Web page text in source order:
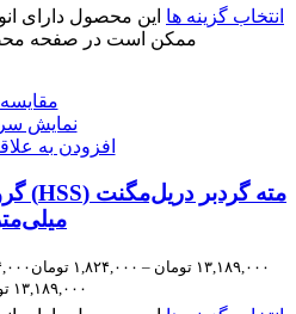
انتخاب گزینه ها این محصول دارای
ممکن است در صفحه
مقايسه
نمایش
افزودن به
۱۳,۱۸۹,۰۰۰ تومان – ۱,۸۲۴,۰۰۰ تومان
۱۳,۱۸۹,۰۰۰ تومان